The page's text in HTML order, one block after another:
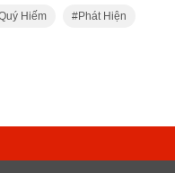
Hiếm Phát Hiện